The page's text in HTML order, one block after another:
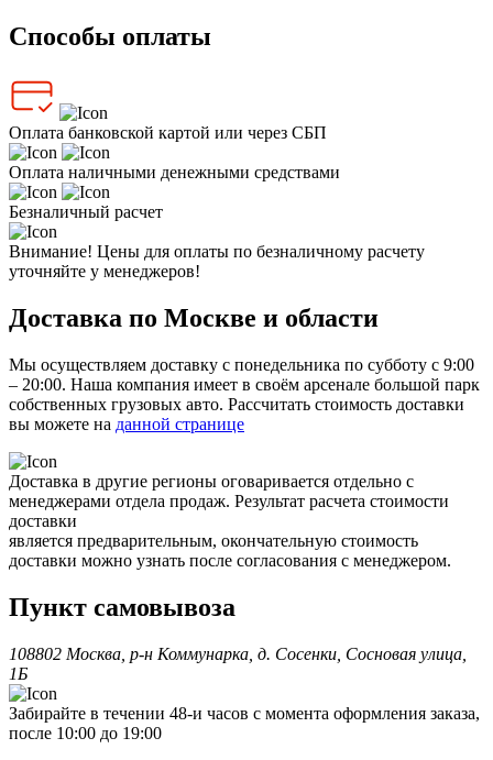
Способы оплаты
Оплата банковской картой или через СБП
Оплата наличными денежными средствами
Безналичный расчет
Внимание! Цены для оплаты по безналичному расчету
уточняйте у менеджеров!
Доставка по Москве и области
Мы осуществляем доставку с понедельника по субботу с 9:00
– 20:00. Наша компания имеет в своём арсенале большой парк
собственных грузовых авто. Рассчитать стоимость доставки
вы можете на данной странице
Доставка в другие регионы оговаривается отдельно с
менеджерами отдела продаж. Результат расчета стоимости
доставки
является предварительным, окончательную стоимость
доставки можно узнать после согласования с менеджером.
Пункт самовывоза
108802 Москва, р-н Коммунарка, д. Сосенки, Сосновая улица,
1Б
Забирайте в течении 48-и часов с момента оформления заказа,
после 10:00 до 19:00